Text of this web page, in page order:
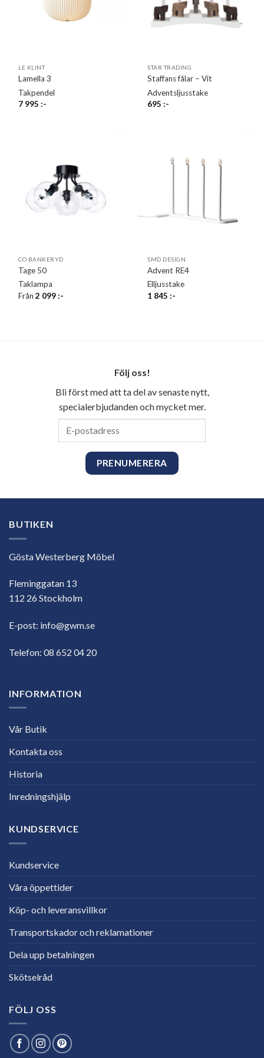
LE KLINT
Lamella 3
Takpendel
7 995:-
STAR TRADING
Staffans fålar – Vit
Adventsljusstake
695:-
CO BANKERYD
Tage 50
Taklampa
Från2 099:-
SMD DESIGN
Advent RE4
Elljusstake
1 845:-
Följ oss!
Bli först med att ta del av senaste nytt,
specialerbjudanden och mycket mer.
BUTIKEN
Gösta Westerberg Möbel
Fleminggatan 13
112 26 Stockholm
E-post: info@gwm.se
Telefon: 08 652 04 20
INFORMATION
Vår Butik
Kontakta oss
Historia
Inredningshjälp
KUNDSERVICE
Kundservice
Våra öppettider
Köp- och leveransvillkor
Transportskador och reklamationer
Dela upp betalningen
Skötselråd
FÖLJ OSS